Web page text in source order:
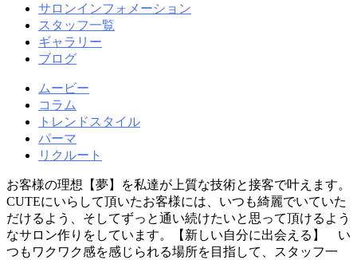
サロンインフォメーション
スタッフ一覧
ギャラリー
ブログ
ムービー
コラム
トレンドスタイル
パーマ
リクルート
お客様の理想【夢】を私達が上質な技術と接客で叶えます。
CUTEにいらして頂いたお客様には、いつも綺麗でいていた
だけるよう、そしてずっと通い続けたいと思って頂けるよう
なサロン作りをしています。【新しい自分に出会える】 い
つもワクワク感を感じられる場所を目指して、スタッフ一